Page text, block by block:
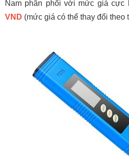
Nam phân phối với mức giá cực
VND (mức giá có thể thay đổi theo